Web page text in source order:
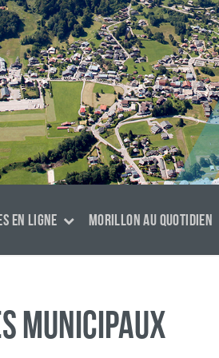
EN LIGNE MORILLON AU QUOTIDIEN
municipaux